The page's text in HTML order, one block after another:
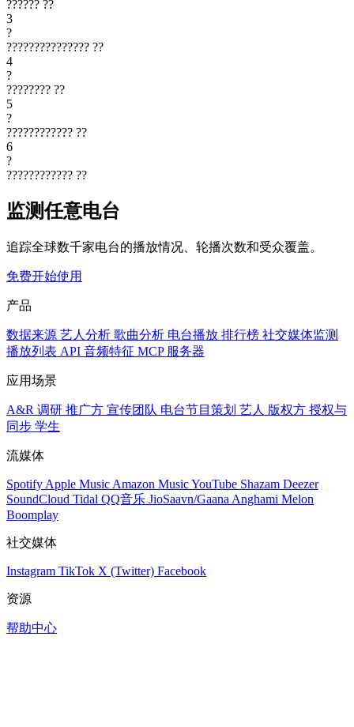
?????? ??
3
?
??????????????? ??
4
?
???????? ??
5
?
???????????? ??
6
?
???????????? ??
监测任意电台
追踪全球数千家电台的播放情况、轮播次数和受众覆盖。
免费开始使用
产品
数据来源 艺人分析 歌曲分析 电台播放 排行榜 社交媒体监测
播放列表 API 音频特征 MCP 服务器
应用场景
A&R 调研 推广方 宣传团队 电台节目策划 艺人 版权方 授权与
同步 学生
流媒体
Spotify Apple Music Amazon MusicYouTube Shazam Deezer
SoundCloud Tidal QQ音乐 JioSaavn/Gaana Anghami Melon
Boomplay
社交媒体
Instagram TikTok X (Twitter) Facebook
资源
帮助中心